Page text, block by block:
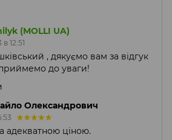
(MOLLI UA)
12:51
, дякуємо вам за відгук
до уваги!
Олександрович
адекватною ціною.